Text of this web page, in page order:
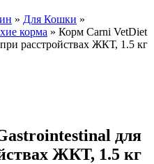
» Для Кошки »
корма » Корм Carni VetDiet
расстройствах ЖКТ, 1.5 кг
для
ЖКТ, 1.5 кг